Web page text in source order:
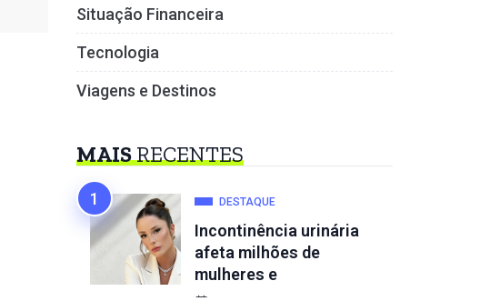
Situação Financeira
Tecnologia
Viagens e Destinos
MAISRECENTES
DESTAQUE
Incontinência urinária
afeta milhões de
mulheres e